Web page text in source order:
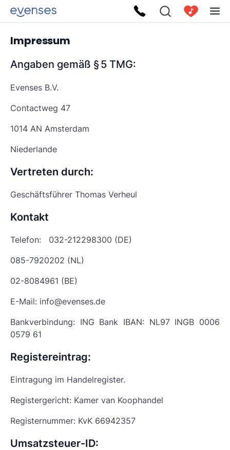
Impressum
Angaben gemäß § 5 TMG:
Evenses B.V.
Contactweg 47
1014 AN Amsterdam
Niederlande
Vertreten durch:
Geschäftsführer Thomas Verheul
Kontakt
Telefon: 032-212298300 (DE)
085-7920202 (NL)
02-8084961 (BE)
E-Mail: info@evenses.de
Bankverbindung: ING Bank IBAN: NL97 INGB 0006
0579 61
Registereintrag:
Eintragung im Handelregister.
Registergericht: Kamer van Koophandel
Registernummer: KvK 66942357
Umsatzsteuer-ID: